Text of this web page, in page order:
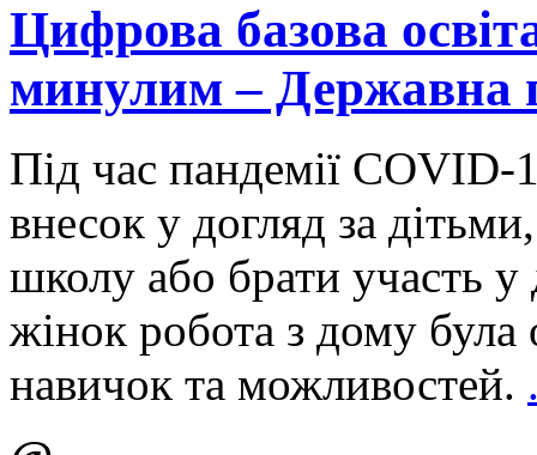
Цифрова базова
минулим – Державна
Під час пандемії
внесок у догляд за
школу або брати участь у
жінок робота з дому
навичок та можливостей.